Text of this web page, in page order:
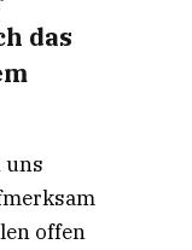
das
uns
offen